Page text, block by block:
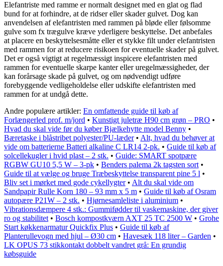
Elefantriste med ramme er normalt designet med en glat og flad
bund for at forhindre, at de ridser eller skader gulvet. Dog kan
anvendelsen af elefantristen med rammen på bløde eller følsomme
gulve som fx trægulve kræve yderligere beskyttelse. Det anbefales
at placere en beskyttelsesmåtte eller et stykke filt under elefantristen
med rammen for at reducere risikoen for eventuelle skader på gulvet.
Det er også vigtigt at regelmæssigt inspicere elefantristen med
rammen for eventuelle skarpe kanter eller uregelmæssigheder, der
kan forårsage skade på gulvet, og om nødvendigt udføre
forebyggende vedligeholdelse eller udskifte elefantristen med
rammen for at undgå dette.
Andre populære artikler: En omfattende guide til køb af
Forlængerled prof. m/jord • Kunstigt juletræ H90 cm grøn – PRO •
Hvad du skal vide før du køber Bjælkehytte model Benny •
Bæretaske i blåstribet polyester/PU-læder• Alt, hvad du behøver at
vide om batterierne Batteri alkaline C LR14 2-pk. • Guide til køb af
solcellekugler i hvid plast – 2 stk. • Guide: SMART spotpære
RGBW GU10 5,5 W – 3-pk • Benders palema 2k tagsten sort •
Guide til at vælge og bruge Træbeskyttelse transparent pine 5 l •
Bliv set i mørket med gode cykellygter• Alt du skal vide om
Sandpapir Rulle Korn 180 – 93 mm x 5 m • Guide til køb af Osram
autopære P21W – 2 stk. • Hjørnesamleliste i aluminium •
Vibrationsdæmpere 4 stk.: Gummifødder til vaskemaskine, der giver
ro og stabilitet • Bosch kompostkværn AXT 25 TC 2500 W • Grohe
Start køkkenarmatur Quickfix Plus • Guide til køb af
Planterullevogn med hjul – Ø30 cm • Havesæk 118 liter – Garden •
LK OPUS 73 stikkontakt dobbelt vandret grå: En grundig
købsguide